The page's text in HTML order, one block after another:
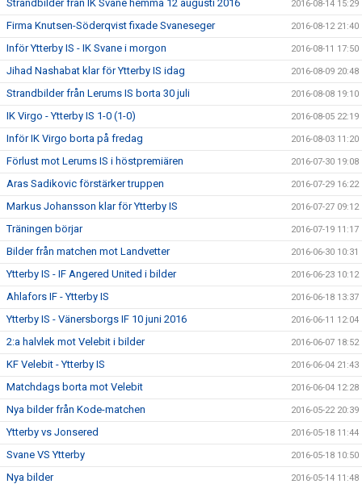
Strandbilder från IK Svane hemma 12 augusti 2016 2016-08-14 15:29
Firma Knutsen-Söderqvist fixade Svaneseger 2016-08-12 21:40
Inför Ytterby IS - IK Svane i morgon 2016-08-11 17:50
Jihad Nashabat klar för Ytterby IS idag 2016-08-09 20:48
Strandbilder från Lerums IS borta 30 juli 2016-08-08 19:10
IK Virgo - Ytterby IS 1-0 (1-0) 2016-08-05 22:19
Inför IK Virgo borta på fredag 2016-08-03 11:20
Förlust mot Lerums IS i höstpremiären 2016-07-30 19:08
Aras Sadikovic förstärker truppen 2016-07-29 16:22
Markus Johansson klar för Ytterby IS 2016-07-27 09:12
Träningen börjar 2016-07-19 11:17
Bilder från matchen mot Landvetter 2016-06-30 10:31
Ytterby IS - IF Angered United i bilder 2016-06-23 10:12
Ahlafors IF - Ytterby IS 2016-06-18 13:37
Ytterby IS - Vänersborgs IF 10 juni 2016 2016-06-11 12:04
2:a halvlek mot Velebit i bilder 2016-06-07 18:52
KF Velebit - Ytterby IS 2016-06-04 21:43
Matchdags borta mot Velebit 2016-06-04 12:28
Nya bilder från Kode-matchen 2016-05-22 20:39
Ytterby vs Jonsered 2016-05-18 11:44
Svane VS Ytterby 2016-05-18 10:50
Nya bilder 2016-05-14 11:48